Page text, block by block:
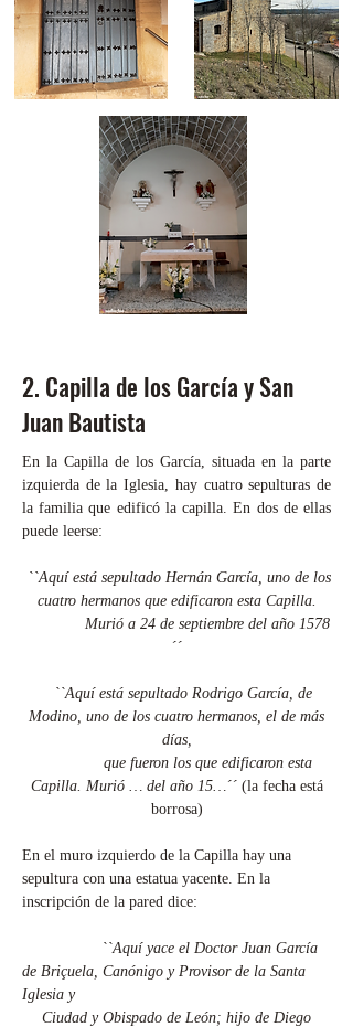
2. Capilla de los García y San
Juan Bautista
En la Capilla de los García, situada en la parte
izquierda de la Iglesia, hay cuatro sepulturas de
la familia que edificó la capilla. En dos de ellas
puede leerse:
``Aquí está sepultado Hernán García, uno de los
cuatro hermanos que edificaron esta Capilla.
Murió a 24 de septiembre del año 1578
´´
``Aquí está sepultado Rodrigo García, de
Modino, uno de los cuatro hermanos, el de más
días,
que fueron los que edificaron esta
Capilla. Murió … del año 15…´´ (la fecha está
borrosa)
En el muro izquierdo de la Capilla hay una
sepultura con una estatua yacente. En la
inscripción de la pared dice:
``Aquí yace el Doctor Juan García
de Briçuela, Canónigo y Provisor de la Santa
Iglesia y
Ciudad y Obispado de León; hijo de Diego